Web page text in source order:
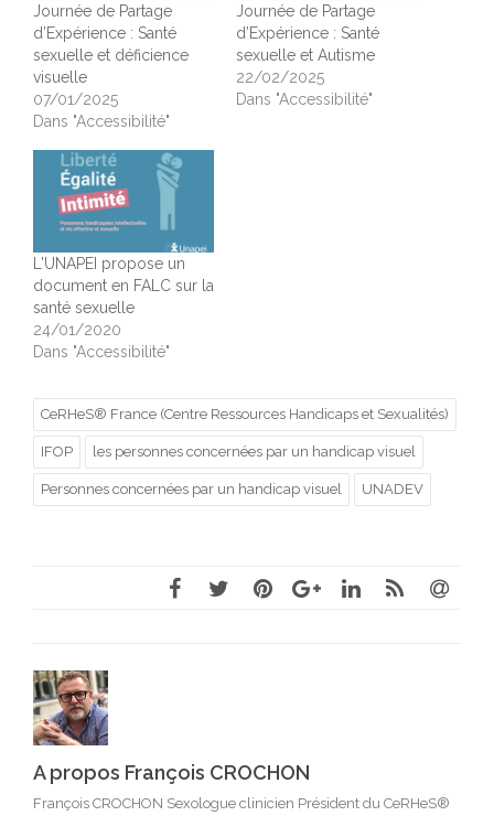
Journée de Partage
d’Expérience : Santé
sexuelle et déficience
visuelle
07/01/2025
Dans "Accessibilité"
Journée de Partage
d’Expérience : Santé
sexuelle et Autisme
22/02/2025
Dans "Accessibilité"
L'UNAPEI propose un
document en FALC sur la
santé sexuelle
24/01/2020
Dans "Accessibilité"
CeRHeS® France (Centre Ressources Handicaps et Sexualités)
IFOP les personnes concernées par un handicap visuel
Personnes concernées par un handicap visuel UNADEV
A propos François CROCHON
François CROCHON Sexologue clinicien Président du CeRHeS®